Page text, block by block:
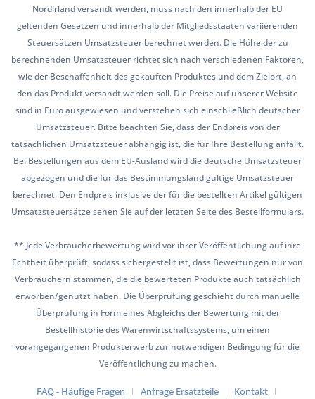
Nordirland versandt werden, muss nach den innerhalb der EU
geltenden Gesetzen und innerhalb der Mitgliedsstaaten variierenden
Steuersätzen Umsatzsteuer berechnet werden. Die Höhe der zu
berechnenden Umsatzsteuer richtet sich nach verschiedenen Faktoren,
wie der Beschaffenheit des gekauften Produktes und dem Zielort, an
den das Produkt versandt werden soll. Die Preise auf unserer Website
sind in Euro ausgewiesen und verstehen sich einschließlich deutscher
Umsatzsteuer. Bitte beachten Sie, dass der Endpreis von der
tatsächlichen Umsatzsteuer abhängig ist, die für Ihre Bestellung anfällt.
Bei Bestellungen aus dem EU-Ausland wird die deutsche Umsatzsteuer
abgezogen und die für das Bestimmungsland gültige Umsatzsteuer
berechnet. Den Endpreis inklusive der für die bestellten Artikel gültigen
Umsatzsteuersätze sehen Sie auf der letzten Seite des Bestellformulars.
** Jede Verbraucherbewertung wird vor ihrer Veröffentlichung auf ihre
Echtheit überprüft, sodass sichergestellt ist, dass Bewertungen nur von
Verbrauchern stammen, die die bewerteten Produkte auch tatsächlich
erworben/genutzt haben. Die Überprüfung geschieht durch manuelle
Überprüfung in Form eines Abgleichs der Bewertung mit der
Bestellhistorie des Warenwirtschaftssystems, um einen
vorangegangenen Produkterwerb zur notwendigen Bedingung für die
Veröffentlichung zu machen.
FAQ - Häufige Fragen Anfrage Ersatzteile Kontakt